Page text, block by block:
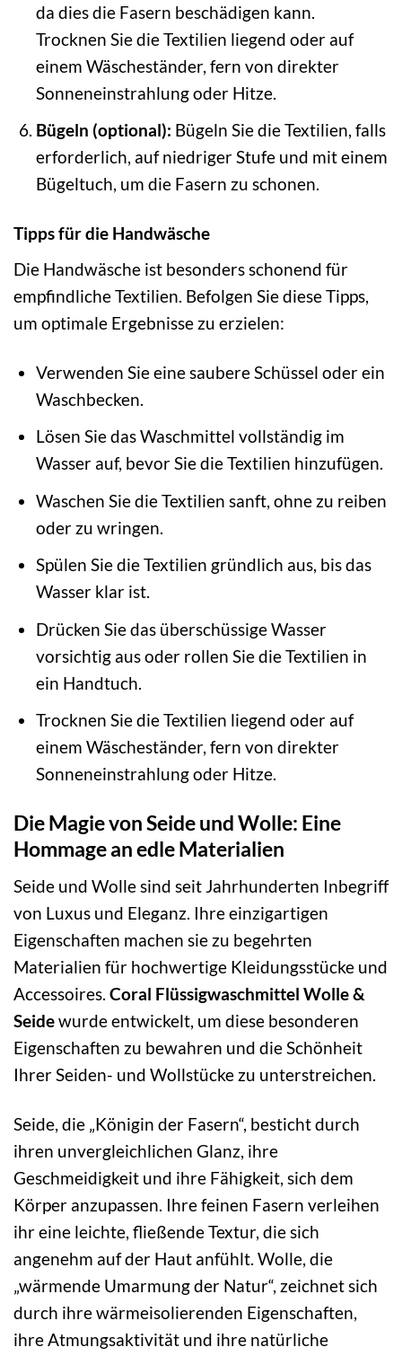
da dies die Fasern beschädigen kann.
Trocknen Sie die Textilien liegend oder auf
einem Wäscheständer, fern von direkter
Sonneneinstrahlung oder Hitze.
Bügeln (optional): Bügeln Sie die Textilien, falls
erforderlich, auf niedriger Stufe und mit einem
Bügeltuch, um die Fasern zu schonen.
Tipps für die Handwäsche
Die Handwäsche ist besonders schonend für
empfindliche Textilien. Befolgen Sie diese Tipps,
um optimale Ergebnisse zu erzielen:
Verwenden Sie eine saubere Schüssel oder ein
Waschbecken.
Lösen Sie das Waschmittel vollständig im
Wasser auf, bevor Sie die Textilien hinzufügen.
Waschen Sie die Textilien sanft, ohne zu reiben
oder zu wringen.
Spülen Sie die Textilien gründlich aus, bis das
Wasser klar ist.
Drücken Sie das überschüssige Wasser
vorsichtig aus oder rollen Sie die Textilien in
ein Handtuch.
Trocknen Sie die Textilien liegend oder auf
einem Wäscheständer, fern von direkter
Sonneneinstrahlung oder Hitze.
Die Magie von Seide und Wolle: Eine
Hommage an edle Materialien
Seide und Wolle sind seit Jahrhunderten Inbegriff
von Luxus und Eleganz. Ihre einzigartigen
Eigenschaften machen sie zu begehrten
Materialien für hochwertige Kleidungsstücke und
Accessoires. Coral Flüssigwaschmittel Wolle &
Seidewurde entwickelt, um diese besonderen
Eigenschaften zu bewahren und die Schönheit
Ihrer Seiden- und Wollstücke zu unterstreichen.
Seide, die „Königin der Fasern“, besticht durch
ihren unvergleichlichen Glanz, ihre
Geschmeidigkeit und ihre Fähigkeit, sich dem
Körper anzupassen. Ihre feinen Fasern verleihen
ihr eine leichte, fließende Textur, die sich
angenehm auf der Haut anfühlt. Wolle, die
„wärmende Umarmung der Natur“, zeichnet sich
durch ihre wärmeisolierenden Eigenschaften,
ihre Atmungsaktivität und ihre natürliche